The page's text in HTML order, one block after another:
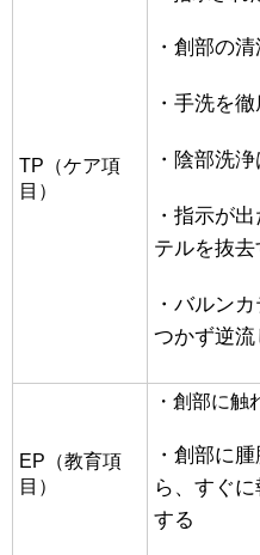
TP（ケア項
目）
・創部の
・手洗を
・陰部洗
・指示が
テルを抜去
・バルン
つかず逆
EP（教育項
目）
・創部に触
・創部に
ら、すぐ
する